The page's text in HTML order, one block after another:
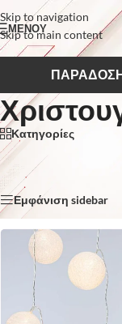
Skip to navigation
Skip to main content
ΜΕΝΟΥ
ΠΑΡΑΔΟΣΗ
Κατηγορίες
Αρχική σελίδα
Βλέπετε 1–12 από 45
Εμφάνιση sidebar